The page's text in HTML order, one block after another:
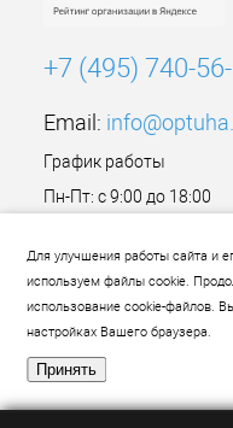
Для улучшения работы сайта и
используем файлы cookie.
использование cookie-файлов.
настройках Вашего браузера.
Принять
+7 (495) 740-
Email:
График работы
Пн-Пт: с 9:00 до 18:00